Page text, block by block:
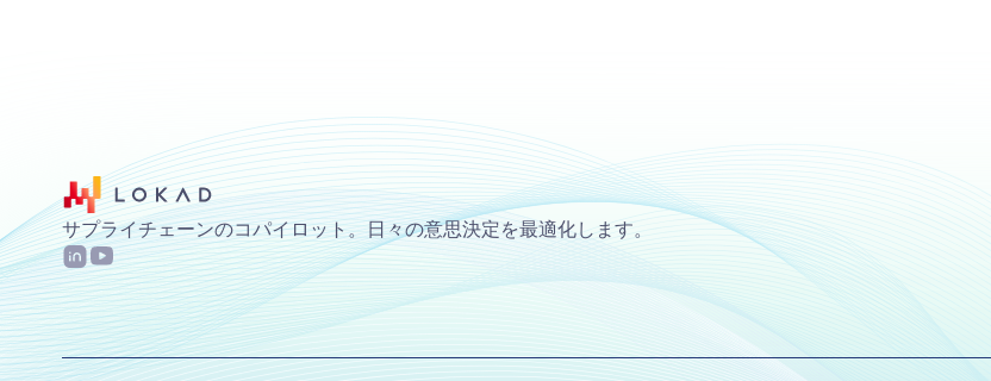
サプライチェーンのコパイロット。日々の意思決定を最適化します。